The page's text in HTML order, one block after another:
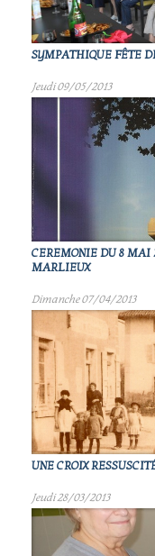
SYMPATHIQUE FÊTE
Jeudi 09/05/2013
CEREMONIE DU 8 MAI
MARLIEUX
Dimanche 07/04/2013
UNE CROIX
Jeudi 28/03/2013